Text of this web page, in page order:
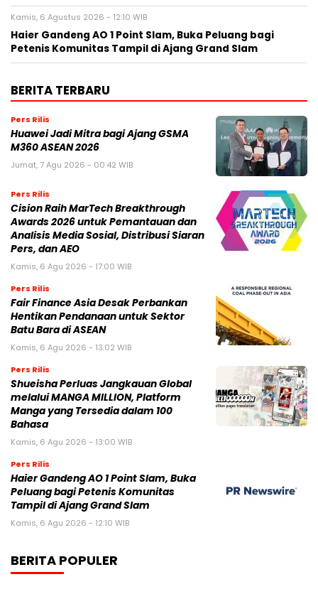
Kamis, 6 Agustus 2026 - 12:10 WIB
Haier Gandeng AO 1 Point Slam, Buka Peluang bagi
Petenis Komunitas Tampil di Ajang Grand Slam
BERITA TERBARU
Pers Rilis
Huawei Jadi Mitra bagi Ajang GSMA
M360 ASEAN 2026
Jumat, 7 Agu 2026 - 00:42 WIB
Pers Rilis
Cision Raih MarTech Breakthrough
Awards 2026 untuk Pemantauan dan
Analisis Media Sosial, Distribusi Siaran
Pers, dan AEO
Kamis, 6 Agu 2026 - 17:00 WIB
Pers Rilis
Fair Finance Asia Desak Perbankan
Hentikan Pendanaan untuk Sektor
Batu Bara di ASEAN
Kamis, 6 Agu 2026 - 13:02 WIB
Pers Rilis
Shueisha Perluas Jangkauan Global
melalui MANGA MILLION, Platform
Manga yang Tersedia dalam 100
Bahasa
Kamis, 6 Agu 2026 - 13:00 WIB
Pers Rilis
Haier Gandeng AO 1 Point Slam, Buka
Peluang bagi Petenis Komunitas
Tampil di Ajang Grand Slam
Kamis, 6 Agu 2026 - 12:10 WIB
BERITA POPULER